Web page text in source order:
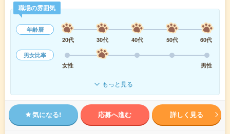
職場の雰囲気
年齢層
20代
30代 40代 50代
60代
男女比率
女性
男性
もっと見る
気になる! 応募へ進む 詳しく見る